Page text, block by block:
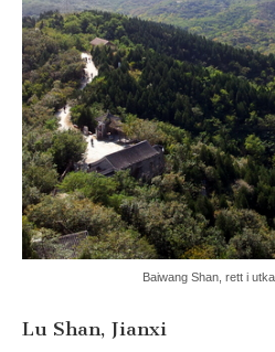
Baiwang Shan, rett i
Lu Shan, Jianxi